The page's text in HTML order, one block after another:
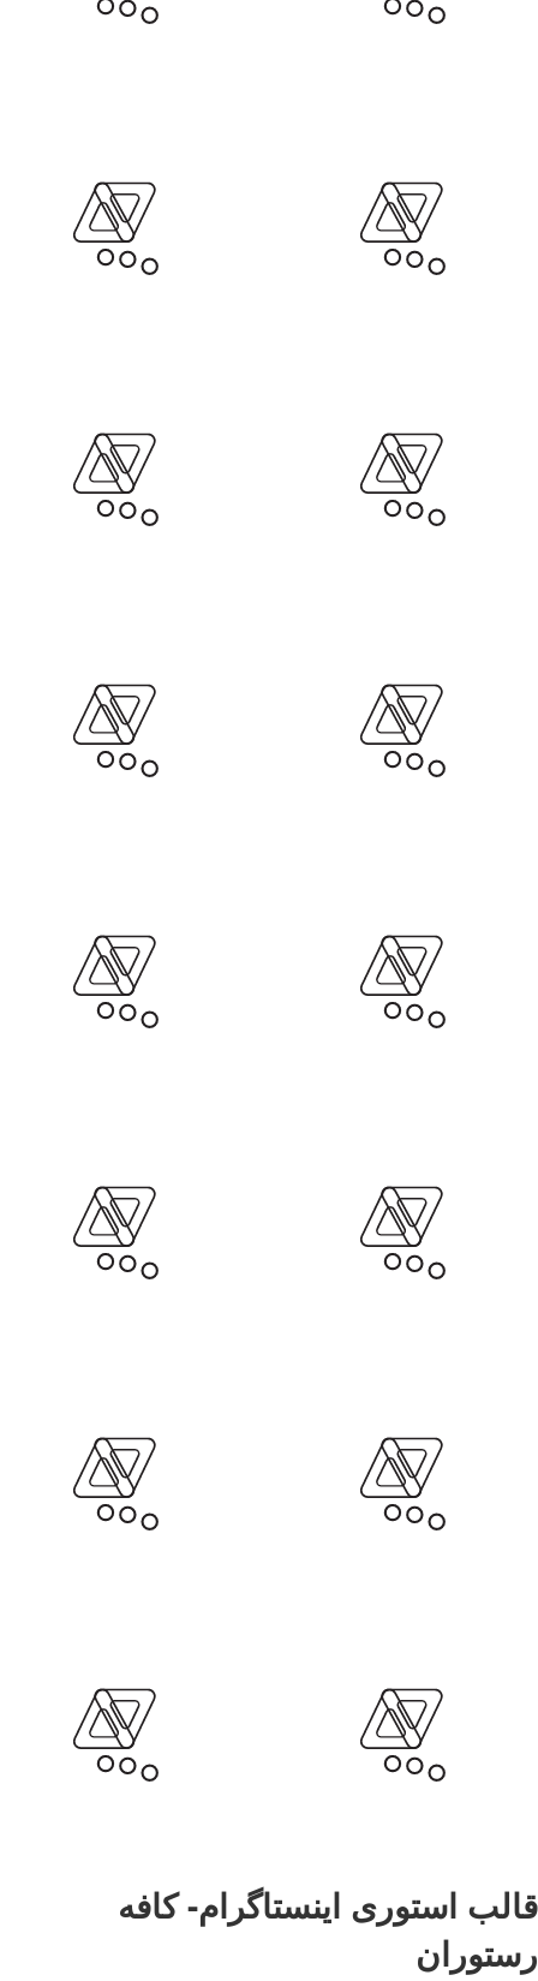
قالب استوری اینستاگرام- کافه
رستوران